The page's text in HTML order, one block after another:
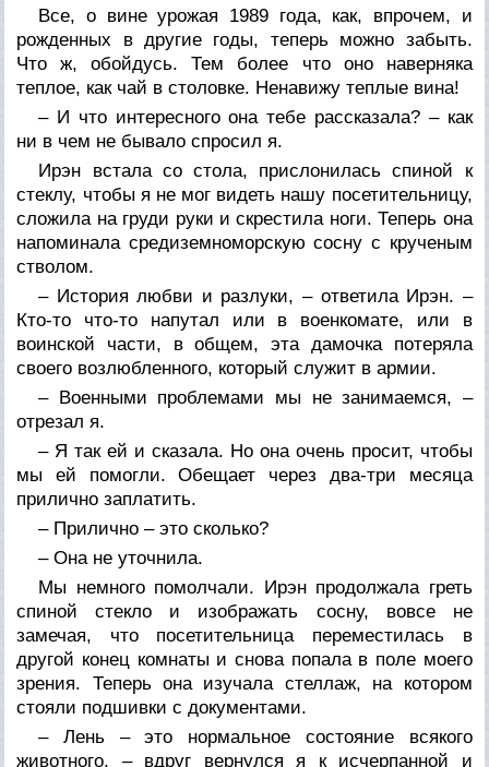
Все, о вине урожая 1989 года, как, впрочем, и
рожденных в другие годы, теперь можно забыть.
Что ж, обойдусь. Тем более что оно наверняка
теплое, как чай в столовке. Ненавижу теплые вина!
– И что интересного она тебе рассказала? – как
ни в чем не бывало спросил я.
Ирэн встала со стола, прислонилась спиной к
стеклу, чтобы я не мог видеть нашу посетительницу,
сложила на груди руки и скрестила ноги. Теперь она
напоминала средиземноморскую сосну с крученым
стволом.
– История любви и разлуки, – ответила Ирэн. –
Кто-то что-то напутал или в военкомате, или в
воинской части, в общем, эта дамочка потеряла
своего возлюбленного, который служит в армии.
– Военными проблемами мы не занимаемся, –
отрезал я.
– Я так ей и сказала. Но она очень просит, чтобы
мы ей помогли. Обещает через два-три месяца
прилично заплатить.
– Прилично – это сколько?
– Она не уточнила.
Мы немного помолчали. Ирэн продолжала греть
спиной стекло и изображать сосну, вовсе не
замечая, что посетительница переместилась в
другой конец комнаты и снова попала в поле моего
зрения. Теперь она изучала стеллаж, на котором
стояли подшивки с документами.
– Лень – это нормальное состояние всякого
животного, – вдруг вернулся я к исчерпанной и